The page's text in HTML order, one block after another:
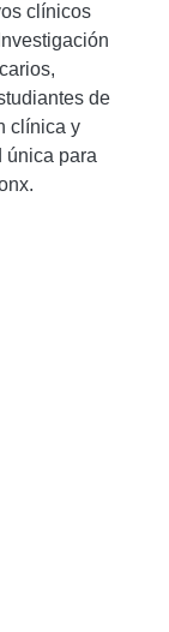
clínicos
de
clínica y
única para